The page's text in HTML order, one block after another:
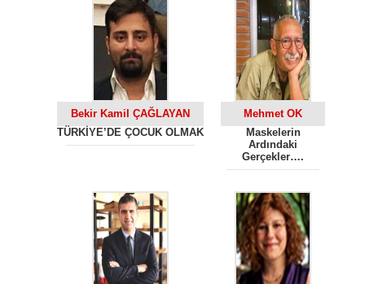
Bekir Kamil ÇAĞLAYAN
TÜRKİYE’DE ÇOCUK OLMAK
Mehmet OK
Maskelerin
Ardındaki
Gerçekler….